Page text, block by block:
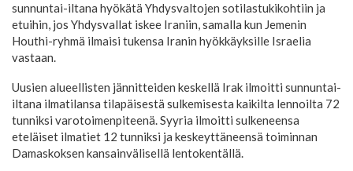
sunnuntai-iltana hyökätä Yhdysvaltojen sotilastukikohtiin ja
etuihin, jos Yhdysvallat iskee Iraniin, samalla kun Jemenin
Houthi-ryhmä ilmaisi tukensa Iranin hyökkäyksille Israelia
vastaan.
Uusien alueellisten jännitteiden keskellä Irak ilmoitti sunnuntai-
iltana ilmatilansa tilapäisestä sulkemisesta kaikilta lennoilta 72
tunniksi varotoimenpiteenä. Syyria ilmoitti sulkeneensa
eteläiset ilmatiet 12 tunniksi ja keskeyttäneensä toiminnan
Damaskoksen kansainvälisellä lentokentällä.